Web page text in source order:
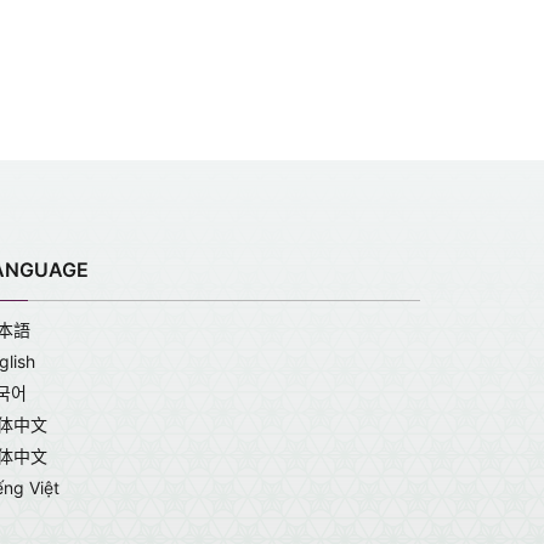
語
어
中文
中文
Việt